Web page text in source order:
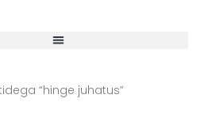
“hinge juhatus”